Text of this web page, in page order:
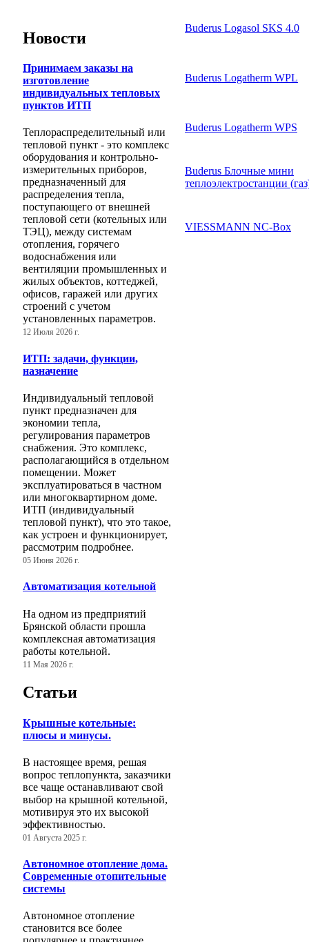
Новости
Принимаем заказы на
изготовление
индивидуальных тепловых
пунктов ИТП
Теплораспределительный или
тепловой пункт - это комплекс
оборудования и контрольно-
измерительных приборов,
предназначенный для
распределения тепла,
поступающего от внешней
тепловой сети (котельных или
ТЭЦ), между системам
отопления, горячего
водоснабжения или
вентиляции промышленных и
жилых объектов, коттеджей,
офисов, гаражей или других
строений с учетом
установленных параметров.
12 Июля 2026 г.
ИТП: задачи, функции,
назначение
Индивидуальный тепловой
пункт предназначен для
экономии тепла,
регулирования параметров
снабжения. Это комплекс,
располагающийся в отдельном
помещении. Может
эксплуатироваться в частном
или многоквартирном доме.
ИТП (индивидуальный
тепловой пункт), что это такое,
как устроен и функционирует,
рассмотрим подробнее.
05 Июня 2026 г.
Автоматизация котельной
На одном из предприятий
Брянской области прошла
комплексная автоматизация
работы котельной.
11 Мая 2026 г.
Статьи
Крышные котельные:
плюсы и минусы.
В настоящее время, решая
вопрос теплопункта, заказчики
все чаще останавливают свой
выбор на крышной котельной,
мотивируя это их высокой
эффективностью.
01 Августа 2025 г.
Автономное отопление дома.
Современные отопительные
системы
Автономное отопление
становится все более
Buderus Logasol SKS 4.0
Buderus Logatherm WPL
Buderus Logatherm WPS
Buderus Блочные мини
теплоэлектростанции
VIESSMANN NC-Box